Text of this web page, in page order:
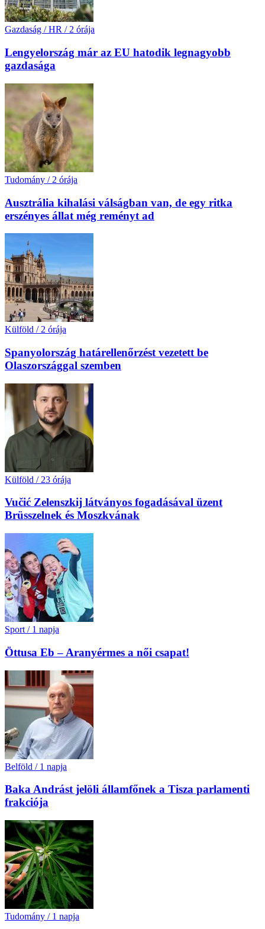
Gazdaság / HR / 2 órája
Lengyelország már az EU hatodik legnagyobb
gazdasága
Tudomány / 2 órája
Ausztrália kihalási válságban van, de egy ritka
erszényes állat még reményt ad
Külföld / 2 órája
Spanyolország határellenőrzést vezetett be
Olaszországgal szemben
Külföld / 23 órája
Vučić Zelenszkij látványos fogadásával üzent
Brüsszelnek és Moszkvának
Sport / 1 napja
Öttusa Eb – Aranyérmes a női csapat!
Belföld / 1 napja
Baka Andrást jelöli államfőnek a Tisza parlamenti
frakciója
Tudomány / 1 napja